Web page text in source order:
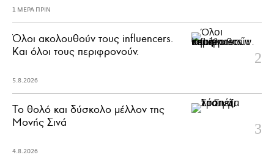
1 ΜΕΡΑ ΠΡΙΝ
Όλοι ακολουθούν τους influencers.
Και όλοι τους περιφρονούν.
5.8.2026
Το θολό και δύσκολο μέλλον της
Μονής Σινά
4.8.2026